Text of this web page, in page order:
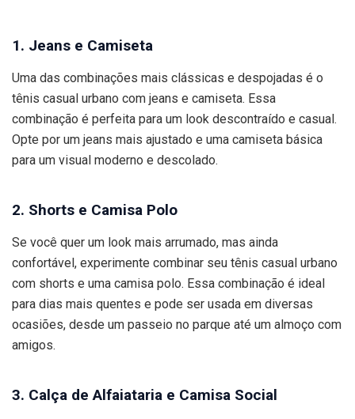
1. Jeans e Camiseta
Uma das combinações mais clássicas e despojadas é o
tênis casual urbano com jeans e camiseta. Essa
combinação é perfeita para um look descontraído e casual.
Opte por um jeans mais ajustado e uma camiseta básica
para um visual moderno e descolado.
2. Shorts e Camisa Polo
Se você quer um look mais arrumado, mas ainda
confortável, experimente combinar seu tênis casual urbano
com shorts e uma camisa polo. Essa combinação é ideal
para dias mais quentes e pode ser usada em diversas
ocasiões, desde um passeio no parque até um almoço com
amigos.
3. Calça de Alfaiataria e Camisa Social